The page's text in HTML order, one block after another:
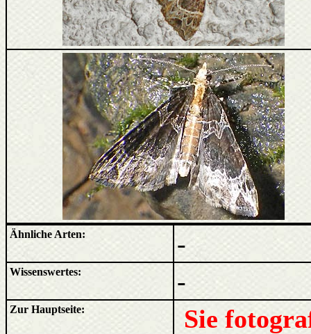
Ähnliche Arten: -
Wissenswertes: -
Zur Hauptseite:
Sie